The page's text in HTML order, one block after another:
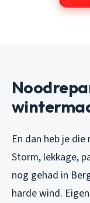
En dan heb je
Storm, lekkage,
nog gehad in
harde wind.